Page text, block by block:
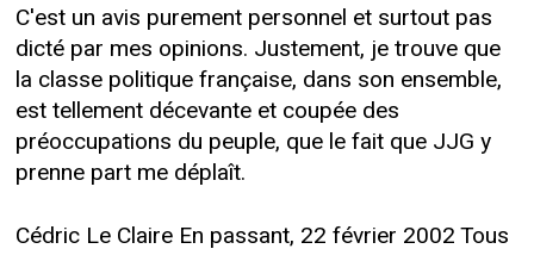
C'est un avis purement personnel et surtout pas
dicté par mes opinions. Justement, je trouve que
la classe politique française, dans son ensemble,
est tellement décevante et coupée des
préoccupations du peuple, que le fait que JJG y
prenne part me déplaît.
Cédric Le Claire En passant, 22 février 2002 Tous